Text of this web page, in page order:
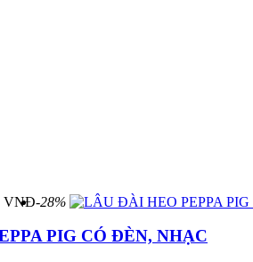
VNĐ-28%
PIG CÓ ĐÈN, NHẠC